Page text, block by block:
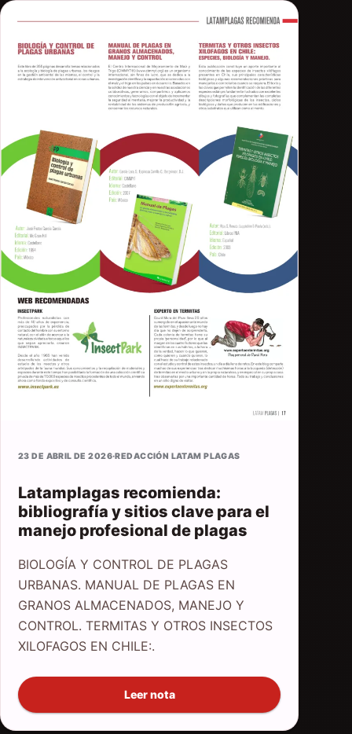
23 DE ABRIL DE 2026·REDACCIÓN LATAM PLAGAS
Latamplagas recomienda:
bibliografía y sitios clave para el
manejo profesional de plagas
BIOLOGÍA Y CONTROL DE PLAGAS
URBANAS. MANUAL DE PLAGAS EN
GRANOS ALMACENADOS, MANEJO Y
CONTROL. TERMITAS Y OTROS INSECTOS
XILOFAGOS EN CHILE:.
Leer nota